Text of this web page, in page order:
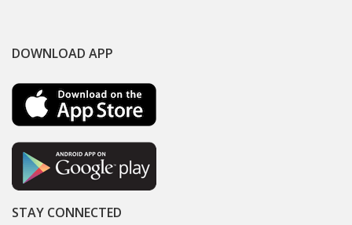
DOWNLOAD APP
STAY CONNECTED